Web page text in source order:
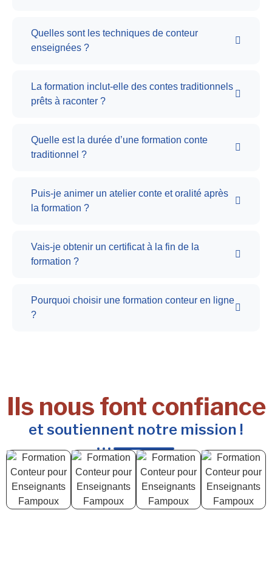
Quelles sont les techniques de conteur
enseignées ?
La formation inclut-elle des contes traditionnels
prêts à raconter ?
Quelle est la durée d’une formation conte
traditionnel ?
Puis-je animer un atelier conte et oralité après
la formation ?
Vais-je obtenir un certificat à la fin de la
formation ?
Pourquoi choisir une formation conteur en ligne
?
Ils nous font confiance
et soutiennent notre mission !